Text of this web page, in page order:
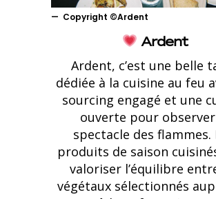
Copyright ©Ardent
Ardent
Ardent, c’est une belle
dédiée à la cuisine au feu
sourcing engagé et une
ouverte pour
spectacle des flammes.
produits de saison
valoriser l’équilibre
végétaux sélectionnés